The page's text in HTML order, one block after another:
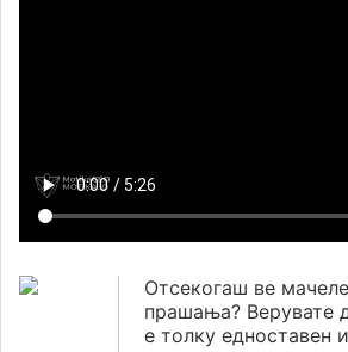
Отсекогаш ве
прашања? Верувате
е толку едноставен